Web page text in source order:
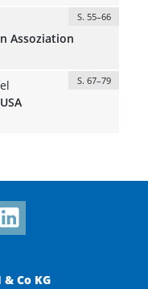
S. 55–66
Assoziation
S. 67–79
Co KG